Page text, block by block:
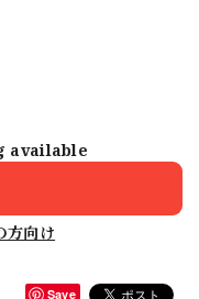
available
方向け
Save